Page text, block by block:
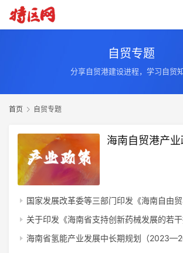
自贸专题
分享自贸港建设进程，学习自贸
首页 自贸专题
海南自贸港产
国家发展改革委等三部门印发《海南自由
关于印发《海南省支持创新药械发展的若
海南省氢能产业发展中长期规划（